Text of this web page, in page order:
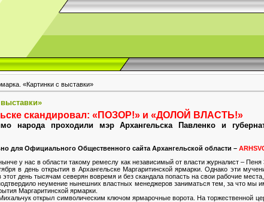
«Картинки с выставки»
скандировал: «ПОЗОР!» и «ДОЛОЙ ВЛАСТЬ!»
народа проходили мэр Архангельска Павленко и
для Официального Общественного сайта Архангельской области –
у нас в области такому ремеслу как независимый от власти журналист –
в день открытия в Архангельске Маргаритинской ярмарки. Однако эти
день тысячам северян вовремя и без скандала попасть на свои рабочие
неумение нынешних властных менеджеров заниматься тем, за что мы
Маргаритинской ярмарки.
открыл символическим ключом ярмарочные ворота. На торжественной